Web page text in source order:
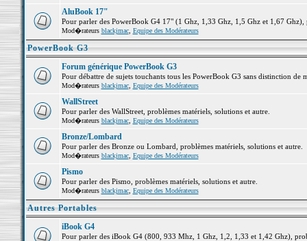
AluBook 17"
Pour parler des PowerBook G4 17" (1 Ghz, 1,33 Ghz, 1,5 Ghz et 1,67 Ghz),
Mod�rateurs blackjmac, Equipe des Modérateurs
PowerBook G3
Forum générique PowerBook G3
Pour débattre de sujets touchants tous les PowerBook G3 sans distinction de
Mod�rateurs blackjmac, Equipe des Modérateurs
WallStreet
Pour parler des WallStreet, problèmes matériels, solutions et autre.
Mod�rateurs blackjmac, Equipe des Modérateurs
Bronze/Lombard
Pour parler des Bronze ou Lombard, problèmes matériels, solutions et autre.
Mod�rateurs blackjmac, Equipe des Modérateurs
Pismo
Pour parler des Pismo, problèmes matériels, solutions et autre.
Mod�rateurs blackjmac, Equipe des Modérateurs
Autres Portables
iBook G4
Pour parler des iBook G4 (800, 933 Mhz, 1 Ghz, 1,2, 1,33 et 1,42 Ghz),